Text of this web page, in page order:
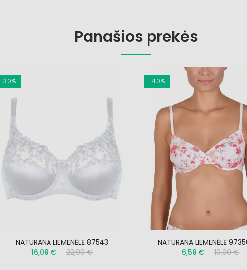
Panašios prekės
−30%
NATURANA LIEMENĖLĖ 87543
16,09 €
22,99 €
−40%
NATURANA LIEMENĖLĖ
6,59 €
10,99 €